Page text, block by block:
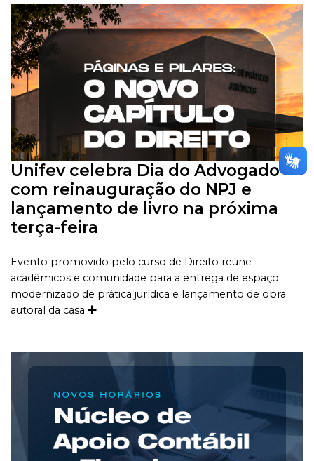
Unifev celebra Dia do Advogado
com reinauguração do NPJ e
lançamento de livro na próxima
terça-feira
Evento promovido pelo curso de Direito reúne
acadêmicos e comunidade para a entrega de espaço
modernizado de prática jurídica e lançamento de obra
autoral da casa